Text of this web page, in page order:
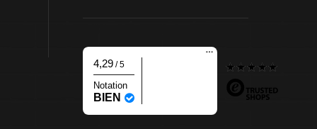
4,29 / 5
Notation
BIEN